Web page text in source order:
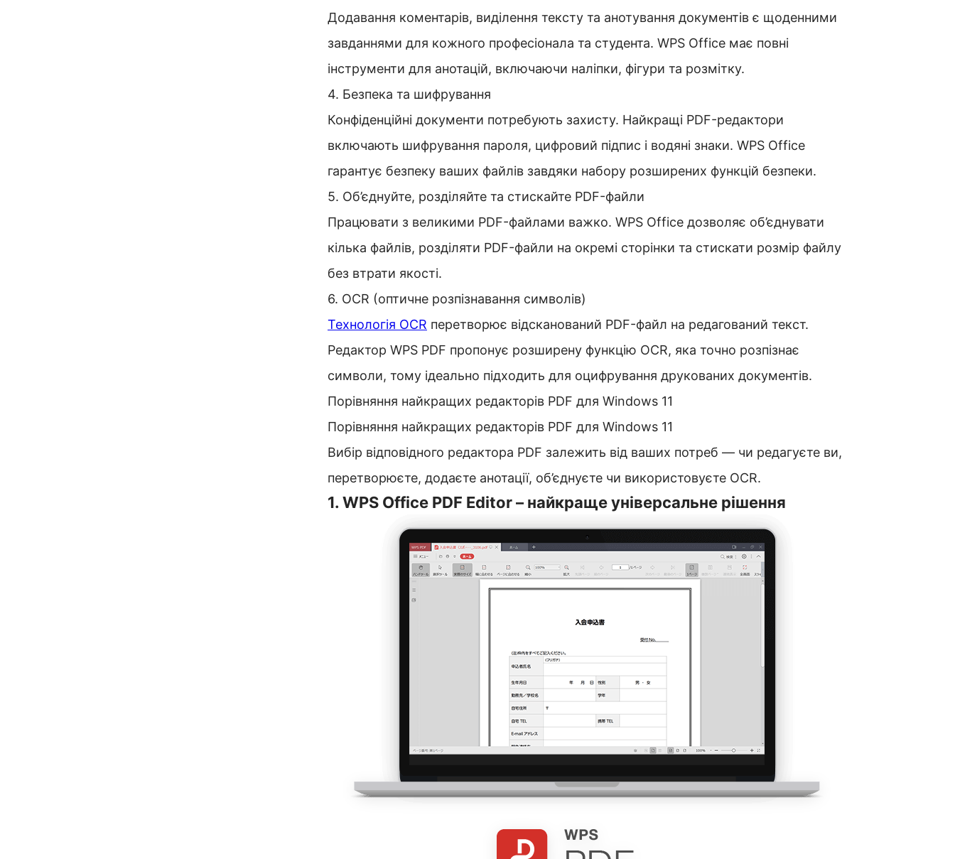
Додавання коментарів, виділення тексту та анотування документів є щоденними
завданнями для кожного професіонала та студента. WPS Office має повні
інструменти для анотацій, включаючи наліпки, фігури та розмітку.
4. Безпека та шифрування
Конфіденційні документи потребують захисту. Найкращі PDF-редактори
включають шифрування пароля, цифровий підпис і водяні знаки. WPS Office
гарантує безпеку ваших файлів завдяки набору розширених функцій безпеки.
5. Об’єднуйте, розділяйте та стискайте PDF-файли
Працювати з великими PDF-файлами важко. WPS Office дозволяє об’єднувати
кілька файлів, розділяти PDF-файли на окремі сторінки та стискати розмір файлу
без втрати якості.
6. OCR (оптичне розпізнавання символів)
Технологія OCR перетворює відсканований PDF-файл на редагований текст.
Редактор WPS PDF пропонує розширену функцію OCR, яка точно розпізнає
символи, тому ідеально підходить для оцифрування друкованих документів.
Порівняння найкращих редакторів PDF для Windows 11
Порівняння найкращих редакторів PDF для Windows 11
Вибір відповідного редактора PDF залежить від ваших потреб — чи редагуєте ви,
перетворюєте, додаєте анотації, об’єднуєте чи використовуєте OCR.
1. WPS Office PDF Editor – найкраще універсальне рішення